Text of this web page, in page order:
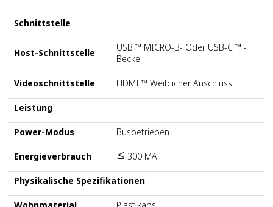
Schnittstelle
Host-Schnittstelle
USB ™ MICRO-B- Oder USB-C ™ -
Becke
Videoschnittstelle HDMI ™ Weiblicher Anschluss
Leistung
Power-Modus Busbetrieben
Energieverbrauch ≦ 300 MA
Physikalische Spezifikationen